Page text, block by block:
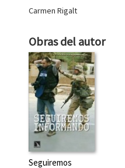
Carmen Rigalt
Obras del autor
Seguiremos